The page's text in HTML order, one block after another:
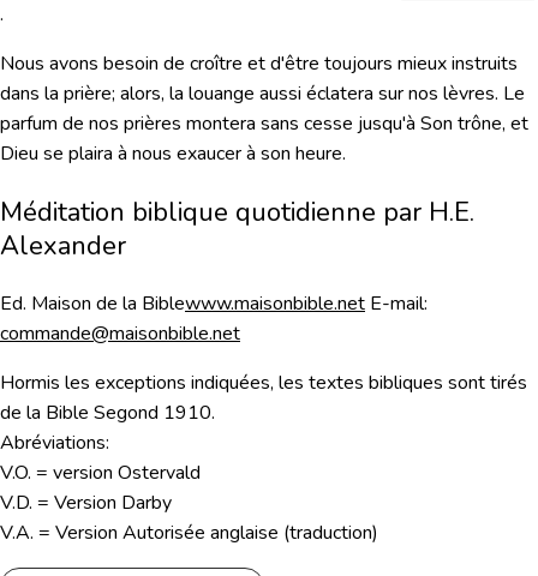
.
Nous avons besoin de croître et d'être toujours mieux instruits
dans la prière; alors, la louange aussi éclatera sur nos lèvres. Le
parfum de nos prières montera sans cesse jusqu'à Son trône, et
Dieu se plaira à nous exaucer à son heure.
Méditation biblique quotidienne par H.E.
Alexander
Ed. Maison de la Biblewww.maisonbible.net E-mail:
commande@maisonbible.net
Hormis les exceptions indiquées, les textes bibliques sont tirés
de la Bible Segond 1910.
Abréviations:
V.O. = version Ostervald
V.D. = Version Darby
V.A. = Version Autorisée anglaise (traduction)